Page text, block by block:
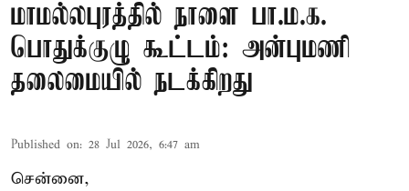
மாமல்லபுரத்தில் நாளை பா.ம.க.
பொதுக்குழு கூட்டம்: அன்புமணி
தலைமையில் நடக்கிறது
Published on: 28 Jul 2026, 6:47 am
சென்னை,